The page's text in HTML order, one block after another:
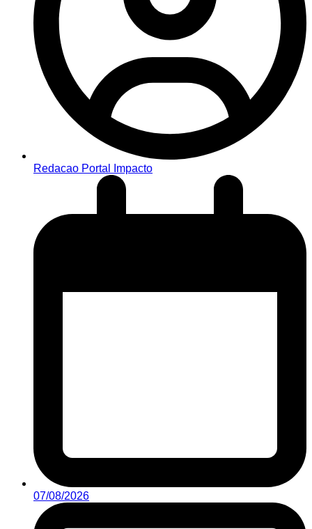
Redacao Portal Impacto
07/08/2026